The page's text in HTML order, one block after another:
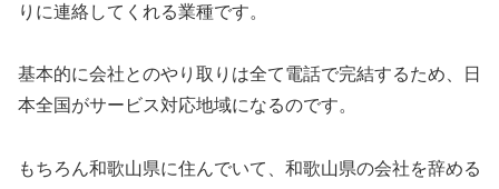
りに連絡してくれる業種です。
基本的に会社とのやり取りは全て電話で完結するため、日
本全国がサービス対応地域になるのです。
もちろん和歌山県に住んでいて、和歌山県の会社を辞める